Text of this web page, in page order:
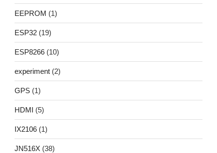
EEPROM (1)
ESP32 (19)
ESP8266 (10)
experiment (2)
GPS (1)
HDMI (5)
IX2106 (1)
JN516X (38)